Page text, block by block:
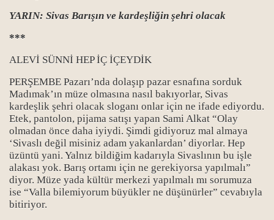
YARIN: Sivas Barışın ve kardeşliğin şehri olacak
***
ALEVİ SÜNNİ HEP İÇ İÇEYDİK
PERŞEMBE Pazarı’nda dolaşıp pazar esnafına sorduk
Madımak’ın müze olmasına nasıl bakıyorlar, Sivas
kardeşlik şehri olacak sloganı onlar için ne ifade ediyordu.
Etek, pantolon, pijama satışı yapan Sami Alkat “Olay
olmadan önce daha iyiydi. Şimdi gidiyoruz mal almaya
‘Sivaslı değil misiniz adam yakanlardan’ diyorlar. Hep
üzüntü yani. Yalnız bildiğim kadarıyla Sivaslının bu işle
alakası yok. Barış ortamı için ne gerekiyorsa yapılmalı”
diyor. Müze yada kültür merkezi yapılmalı mı sorumuza
ise “Valla bilemiyorum büyükler ne düşünürler” cevabıyla
bitiriyor.